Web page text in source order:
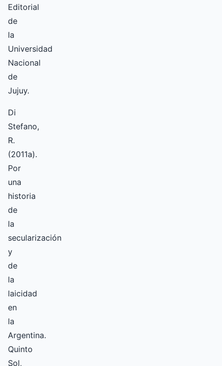
Editorial
de
la
Universidad
Nacional
de
Jujuy.
Di
Stefano,
R.
(2011a).
Por
una
historia
de
la
secularización
y
de
la
laicidad
en
la
Argentina.
Quinto
Sol,